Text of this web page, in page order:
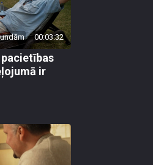
00:03:32
pacietības
ir